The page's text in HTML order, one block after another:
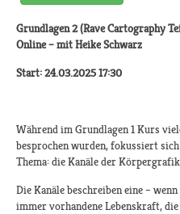
Grundlagen 2 (Rave Cartography
Online –mit Heike Schwarz
Start: 24.03.2025 17:30
Während im Grundlagen 1 Kurs
besprochen wurden, fokussiert
Thema: die Kanäle der
Die Kanäle beschreiben eine –
immer vorhandene Lebenskraft,